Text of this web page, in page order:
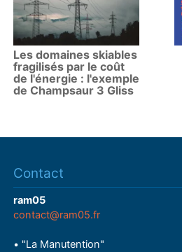
Les domaines skiables
fragilisés par le coût
de l'énergie : l'exemple
de Champsaur 3 Gliss
Contact
ram05
contact@ram05.fr
• "La Manutention"